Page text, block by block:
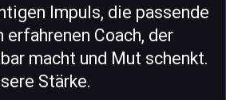
Impuls, die passende
erfahrenen Coach, der
macht und Mut schenkt.
Stärke.